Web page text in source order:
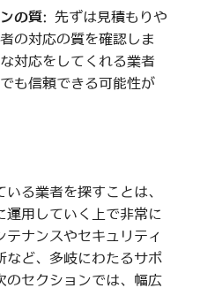
の質: 先ずは見積もりや
の対応の質を確認しま
対応をしてくれる業者
も信頼できる可能性が
る業者を探すことは、
運用していく上で非常に
ナンスやセキュリティ
など、多岐にわたるサポ
のセクションでは、幅広